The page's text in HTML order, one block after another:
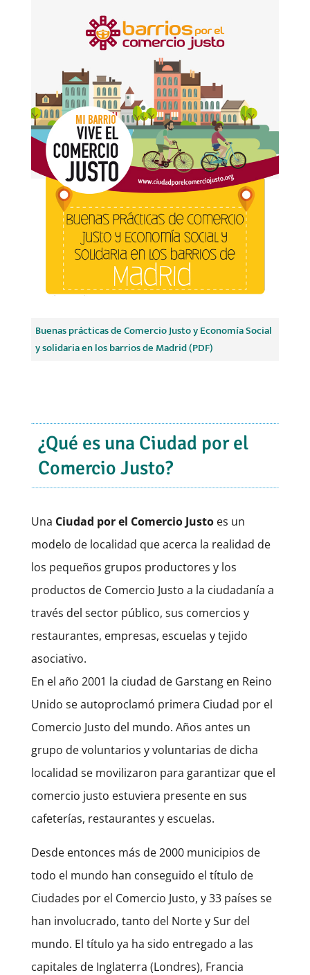
Buenas prácticas de Comercio Justo y Economía Social
y solidaria en los barrios de Madrid (PDF)
¿Qué es una Ciudad por el
Comercio Justo?
Una Ciudad por el Comercio Justoes un
modelo de localidad que acerca la realidad de
los pequeños grupos productores y los
productos de Comercio Justo a la ciudadanía a
través del sector público, sus comercios y
restaurantes, empresas, escuelas y tejido
asociativo.
En el año 2001 la ciudad de Garstang en Reino
Unido se autoproclamó primera Ciudad por el
Comercio Justo del mundo. Años antes un
grupo de voluntarios y voluntarias de dicha
localidad se movilizaron para garantizar que el
comercio justo estuviera presente en sus
cafeterías, restaurantes y escuelas.
Desde entonces más de 2000 municipios de
todo el mundo han conseguido el título de
Ciudades por el Comercio Justo, y 33 países se
han involucrado, tanto del Norte y Sur del
mundo. El título ya ha sido entregado a las
capitales de Inglaterra (Londres), Francia